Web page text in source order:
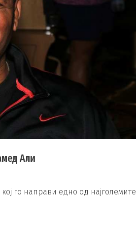
Али
го направи едно од најголемите